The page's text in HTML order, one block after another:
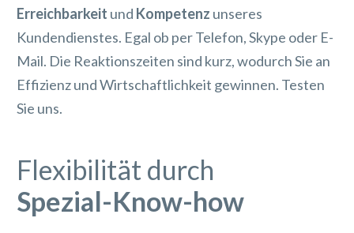
Erreichbarkeit und Kompetenz unseres
Kundendienstes. Egal ob per Telefon, Skype oder E-
Mail. Die Reaktionszeiten sind kurz, wodurch Sie an
Effizienz und Wirtschaftlichkeit gewinnen. Testen
Sie uns.
Flexibilität durch
Spezial-Know-how